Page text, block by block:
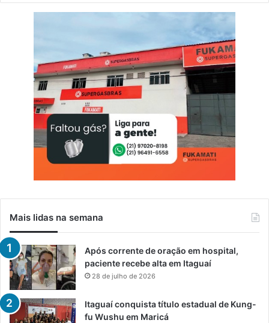
Mais lidas na semana
Após corrente de oração em hospital,
paciente recebe alta em Itaguaí
28 de julho de 2026
Itaguaí conquista título estadual de Kung-
fu Wushu em Maricá